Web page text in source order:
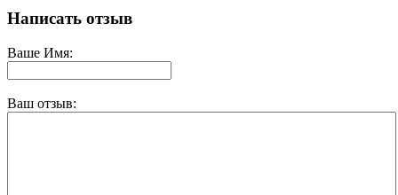
Написать отзыв
Ваше Имя:
Ваш отзыв: